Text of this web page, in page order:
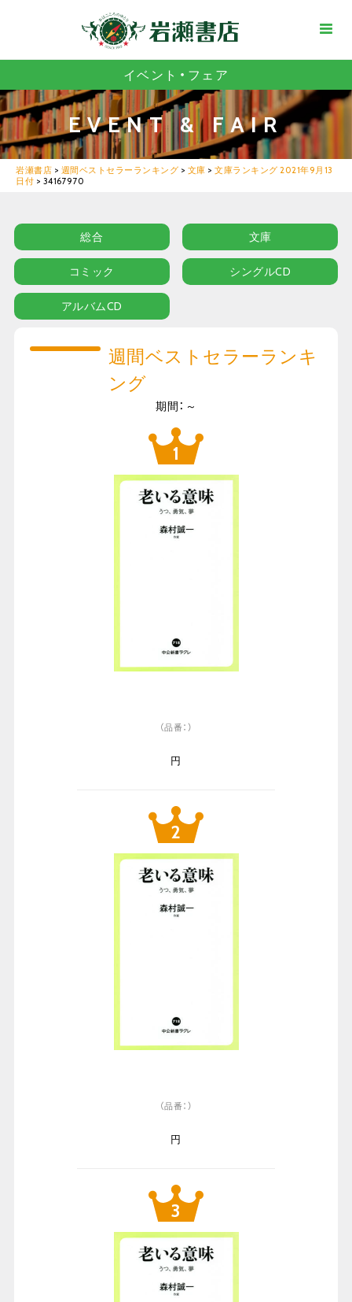
イベント・フェア
EVENT & FAIR
岩瀬書店 > 週間ベストセラーランキング > 文庫 > 文庫ランキング 2021年9月13
日付 > 34167970
総合 文庫
コミック シングルCD
アルバムCD
週間ベストセラーランキ
ング
期間：～
（品番：）
円
（品番：）
円